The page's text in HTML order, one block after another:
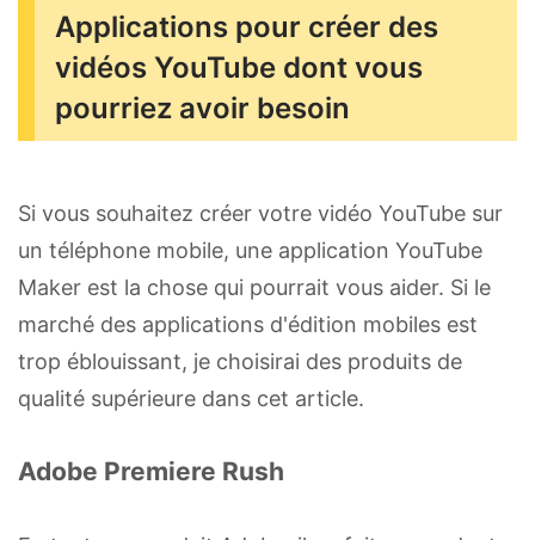
Applications pour créer des
vidéos YouTube dont vous
pourriez avoir besoin
Si vous souhaitez créer votre vidéo YouTube sur
un téléphone mobile, une application YouTube
Maker est la chose qui pourrait vous aider. Si le
marché des applications d'édition mobiles est
trop éblouissant, je choisirai des produits de
qualité supérieure dans cet article.
Adobe Premiere Rush